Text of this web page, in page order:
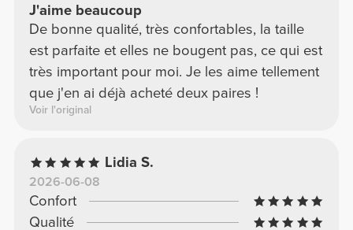
J'aime beaucoup
De bonne qualité, très confortables, la taille
est parfaite et elles ne bougent pas, ce qui est
très important pour moi. Je les aime tellement
que j'en ai déjà acheté deux paires !
Voir l'original
Lidia S.
2026-06-08
Confort
Qualité